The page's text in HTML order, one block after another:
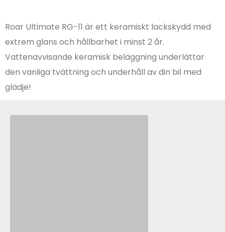
Roar Ultimate RG-11 är ett keramiskt lackskydd med
extrem glans och hållbarhet i minst 2 år.
Vattenavvisande keramisk beläggning underlättar
den vanliga tvättning och underhåll av din bil med
glädje!